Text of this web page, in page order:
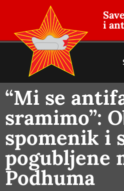
i
“Mi se
sramimo”:
spomenik i
pogubljene
Podhuma